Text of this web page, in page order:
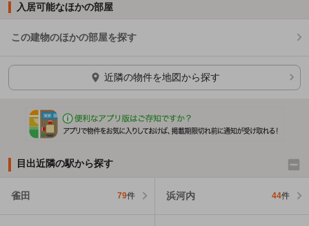
入居可能なほかの部屋
この建物のほかの部屋を探す
ほかの部屋を検索中…
近隣の物件を地図から探す
目出近隣の駅から探す
雀田 79件 浜河内 44件